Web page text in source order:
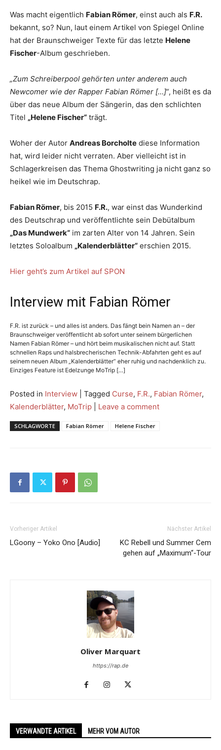
Was macht eigentlich Fabian Römer, einst auch als F.R.
bekannt, so? Nun, laut einem Artikel von Spiegel Online
hat der Braunschweiger Texte für das letzte Helene
Fischer-Album geschrieben.
„Zum Schreiberpool gehörten unter anderem auch
Newcomer wie der Rapper Fabian Römer […]“, heißt es da
über das neue Album der Sängerin, das den schlichten
Titel „Helene Fischer“ trägt.
Woher der Autor Andreas Borcholte diese Information
hat, wird leider nicht verraten. Aber vielleicht ist in
Schlagerkreisen das Thema Ghostwriting ja nicht ganz so
heikel wie im Deutschrap.
Fabian Römer, bis 2015 F.R., war einst das Wunderkind
des Deutschrap und veröffentlichte sein Debütalbum
„Das Mundwerk“ im zarten Alter von 14 Jahren. Sein
letztes Soloalbum „Kalenderblätter“ erschien 2015.
Hier geht’s zum Artikel auf SPON
Interview mit Fabian Römer
F.R. ist zurück – und alles ist anders. Das fängt bein Namen an – der
Braunschweiger veröffentlicht ab sofort unter seinem bürgerlichen
Namen Fabian Römer – und hört beim musikalischen nicht auf. Statt
schnellen Raps und halsbrecherischen Technik-Abfahrten geht es auf
seinem neuen Album „Kalenderblätter“ eher ruhig und nachdenklich zu.
Einziges Feature ist Edelzunge MoTrip […]
Posted in Interview Tagged Curse, F.R., Fabian Römer,
Kalenderblätter, MoTrip Leave a comment
SCHLAGWORTE Fabian Römer Helene Fischer
Vorheriger Artikel
LGoony – Yoko Ono [Audio]
Nächster Artikel
KC Rebell und Summer Cem
gehen auf „Maximum“-Tour
Oliver Marquart
https://rap.de
VERWANDTE ARTIKEL MEHR VOM AUTOR